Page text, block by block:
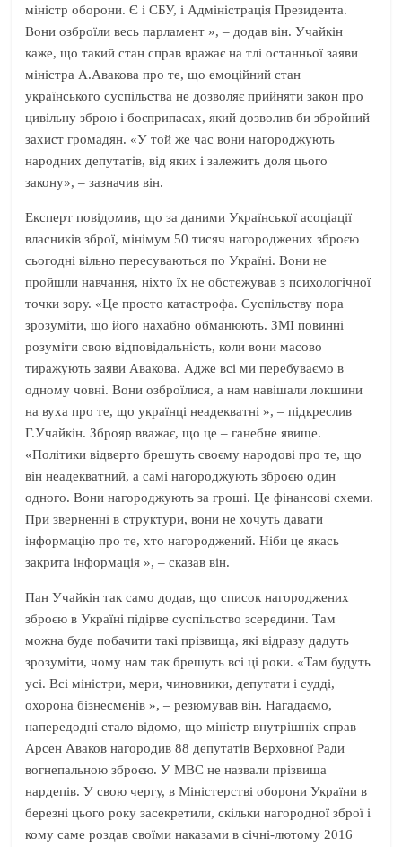
міністр оборони. Є і СБУ, і Адміністрація Президента.
Вони озброїли весь парламент », – додав він. Учайкін
каже, що такий стан справ вражає на тлі останньої заяви
міністра А.Авакова про те, що емоційний стан
українського суспільства не дозволяє прийняти закон про
цивільну зброю і боєприпасах, який дозволив би збройний
захист громадян. «У той же час вони нагороджують
народних депутатів, від яких і залежить доля цього
закону», – зазначив він.
Експерт повідомив, що за даними Української асоціації
власників зброї, мінімум 50 тисяч нагороджених зброєю
сьогодні вільно пересуваються по Україні. Вони не
пройшли навчання, ніхто їх не обстежував з психологічної
точки зору. «Це просто катастрофа. Суспільству пора
зрозуміти, що його нахабно обманюють. ЗМІ повинні
розуміти свою відповідальність, коли вони масово
тиражують заяви Авакова. Адже всі ми перебуваємо в
одному човні. Вони озброїлися, а нам навішали локшини
на вуха про те, що українці неадекватні », – підкреслив
Г.Учайкін. Зброяр вважає, що це – ганебне явище.
«Політики відверто брешуть своєму народові про те, що
він неадекватний, а самі нагороджують зброєю один
одного. Вони нагороджують за гроші. Це фінансові схеми.
При зверненні в структури, вони не хочуть давати
інформацію про те, хто нагороджений. Ніби це якась
закрита інформація », – сказав він.
Пан Учайкін так само додав, що список нагороджених
зброєю в Україні підірве суспільство зсередини. Там
можна буде побачити такі прізвища, які відразу дадуть
зрозуміти, чому нам так брешуть всі ці роки. «Там будуть
усі. Всі міністри, мери, чиновники, депутати і судді,
охорона бізнесменів », – резюмував він. Нагадаємо,
напередодні стало відомо, що міністр внутрішніх справ
Арсен Аваков нагородив 88 депутатів Верховної Ради
вогнепальною зброєю. У МВС не назвали прізвища
нардепів. У свою чергу, в Міністерстві оборони України в
березні цього року засекретили, скільки нагородної зброї і
кому саме роздав своїми наказами в січні-лютому 2016